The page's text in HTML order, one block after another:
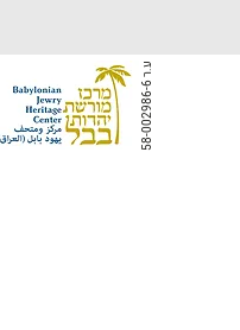
ע
.
ר
5
8
-
0
0
2
9
8
6
-
6